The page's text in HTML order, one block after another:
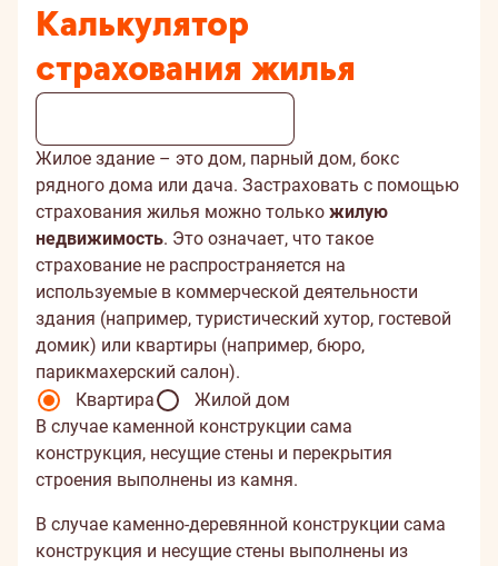
Калькулятор
страхования жилья
Жилое здание – это дом, парный дом, бокс
рядного дома или дача. Застраховать с помощью
страхования жилья можно только жилую
недвижимость. Это означает, что такое
страхование не распространяется на
используемые в коммерческой деятельности
здания (например, туристический хутор, гостевой
домик) или квартиры (например, бюро,
парикмахерский салон).
Квартира
Жилой дом
В случае каменной конструкции сама
конструкция, несущие стены и перекрытия
строения выполнены из камня.
В случае каменно-деревянной конструкции сама
конструкция и несущие стены выполнены из